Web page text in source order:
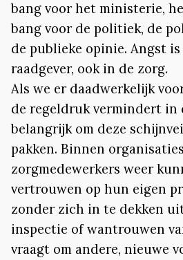
bang voor het ministerie,
bang voor de politiek, de
de publieke opinie. Angst
raadgever, ook in de zorg.
Als we er daadwerkelijk
de regeldruk vermindert in
belangrijk om deze
pakken. Binnen
zorgmedewerkers weer
vertrouwen op hun eigen
zonder zich in te dekken
inspectie of wantrouwen
vraagt om andere, nieuwe